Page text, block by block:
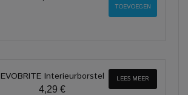
EVOBRITE Interieurborstel
4,29 €
LEES MEER